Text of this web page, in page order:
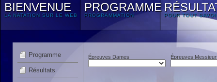
BIENVENUE
LA NATATION SUR LE WEB
PROGRAMME
PROGRAMMATION POUR TOUT
Programme
Résultats
Épreuves Dames Épreuves